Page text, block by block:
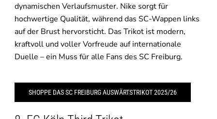
dynamischen Verlaufsmuster. Nike sorgt für
hochwertige Qualität, während das SC-Wappen links
auf der Brust hervorsticht. Das Trikot ist modern,
kraftvoll und voller Vorfreude auf internationale
Duelle – ein Muss für alle Fans des SC Freiburg.
SHOPPE DAS SC FREIBURG AUSWÄRTSTRIKOT 2025/26